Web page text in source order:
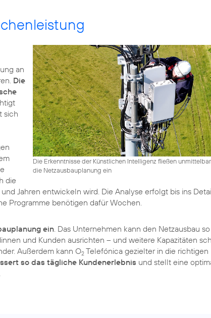
Die Erkenntnisse der Künstlichen Intelligenz fließen
die Netzausbauplanung ein
an
Die
sich
die
Jahren entwickeln wird. Die Analyse erfolgt bis ins
Programme benötigen dafür Wochen.
ein . Das Unternehmen kann den Netzausbau
und Kunden ausrichten – und weitere Kapazitäten
Außerdem kann O2 Telefónica gezielter in die richtigen
so das tägliche Kundenerlebnis und stellt eine